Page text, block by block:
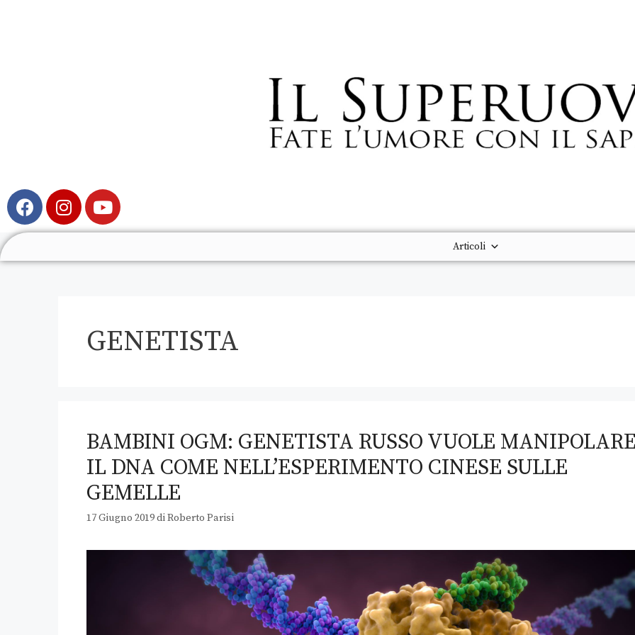
Articoli
GENETISTA
BAMBINI OGM: GENETISTA RUSSO VUOLE
IL DNA COME NELL’ESPERIMENTO CINESE SULLE
GEMELLE
17 Giugno 2019diRoberto Parisi